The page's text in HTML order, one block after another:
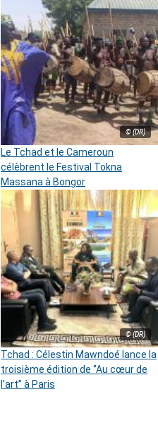
© (DR)
Le Tchad et le Cameroun
célèbrent le Festival Tokna
Massana à Bongor
© (DR)
Tchad : Célestin Mawndoé lance la
troisième édition de ‘’Au cœur de
l’art’’ à Paris